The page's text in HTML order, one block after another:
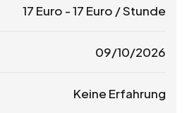
17 Euro -17 Euro / Stunde
09/10/2026
Keine Erfahrung